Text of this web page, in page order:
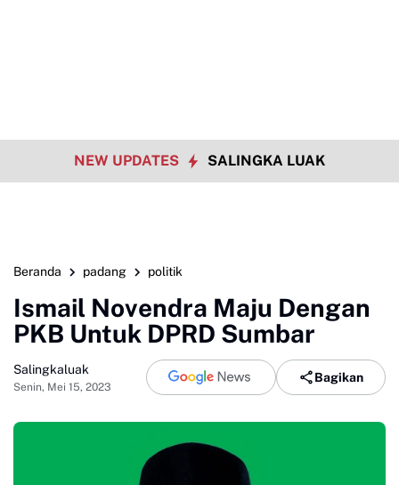
NEW UPDATES SALINGKA LUAK
Beranda padang politik
Ismail Novendra Maju Dengan
PKB Untuk DPRD Sumbar
Salingkaluak
Senin, Mei 15, 2023
Bagikan